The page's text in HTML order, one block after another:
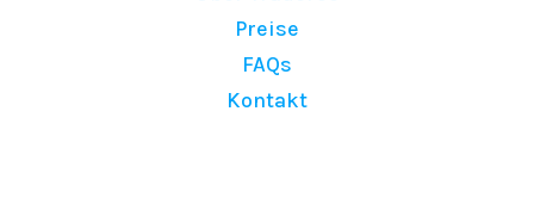
Preise
FAQs
Kontakt